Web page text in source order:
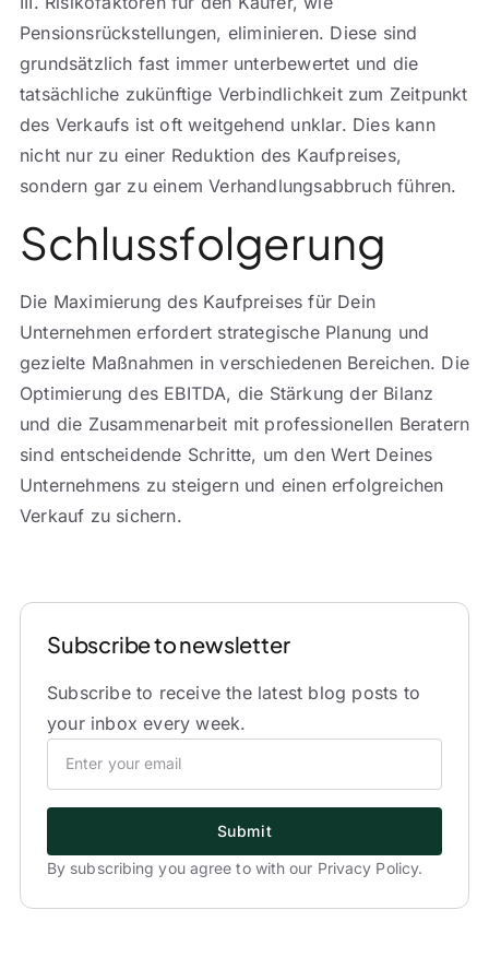
Subscribe to newsletter
Subscribe to receive the latest blog posts to
your inbox every week.
Submit
By subscribing you agree to with our Privacy Policy.
Pensionsrückstellungen, eliminieren. Diese sind
grundsätzlich fast immer unterbewertet und die
tatsächliche zukünftige Verbindlichkeit zum Zeitpunkt
des Verkaufs ist oft weitgehend unklar. Dies kann
nicht nur zu einer Reduktion des Kaufpreises,
sondern gar zu einem Verhandlungsabbruch führen.
Schlussfolgerung
Die Maximierung des Kaufpreises für Dein
Unternehmen erfordert strategische Planung und
gezielte Maßnahmen in verschiedenen Bereichen. Die
Optimierung des EBITDA, die Stärkung der Bilanz
und die Zusammenarbeit mit professionellen Beratern
sind entscheidende Schritte, um den Wert Deines
Unternehmens zu steigern und einen erfolgreichen
Verkauf zu sichern.